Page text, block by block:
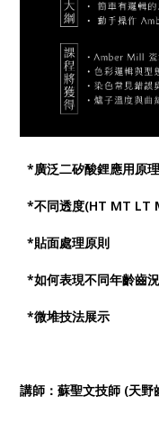
*廣泛二矽酸鋰應用原理
*不同透度(HT MT LT
*貼面處理原則
*如何表現不同年齡齒
*微堆技法展示
講師：蘇聖文技師 (天